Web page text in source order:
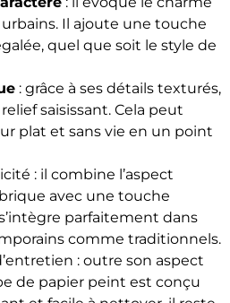
Il ajoute une touche
quel que soit le style de
: grâce à ses détails texturés,
saisissant. Cela peut
plat et sans vie en un point
: il combine l’aspect
avec une touche
parfaitement dans
comme traditionnels.
: outre son aspect
de papier peint est conçu